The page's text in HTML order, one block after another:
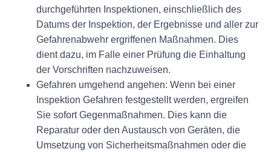
durchgeführten Inspektionen, einschließlich des
Datums der Inspektion, der Ergebnisse und aller zur
Gefahrenabwehr ergriffenen Maßnahmen. Dies
dient dazu, im Falle einer Prüfung die Einhaltung
der Vorschriften nachzuweisen.
Gefahren umgehend angehen: Wenn bei einer
Inspektion Gefahren festgestellt werden, ergreifen
Sie sofort Gegenmaßnahmen. Dies kann die
Reparatur oder den Austausch von Geräten, die
Umsetzung von Sicherheitsmaßnahmen oder die